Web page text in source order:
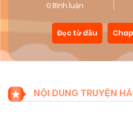
0 Bình luận
Đọc từ đầu
NỘI DUNG TRUYỆN